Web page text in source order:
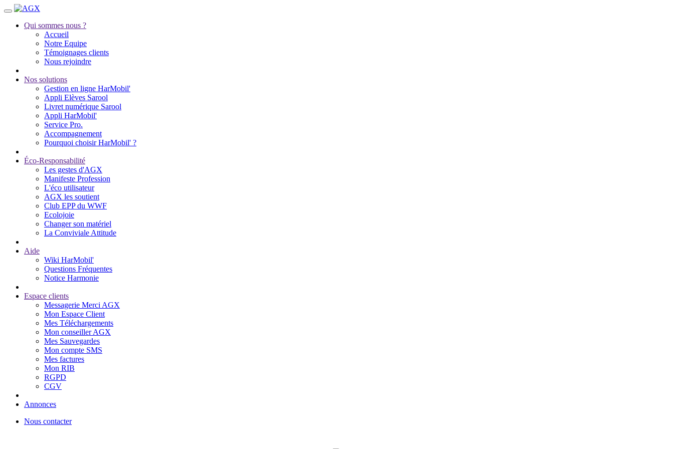
Qui sommes nous ?
Accueil
Notre Equipe
Témoignages clients
Nous rejoindre
Nos solutions
Gestion en ligne HarMobil'
Appli Elèves Sarool
Livret numérique Sarool
Appli HarMobil'
Service Pro.
Accompagnement
Pourquoi choisir HarMobil' ?
Éco-Responsabilité
Les gestes d'AGX
Manifeste Profession
L'éco utilisateur
AGX les soutient
Club EPP du WWF
Ecolojoie
Changer son matériel
La Conviviale Attitude
Aide
Wiki HarMobil'
Questions Fréquentes
Notice Harmonie
Espace clients
Messagerie Merci AGX
Mon Espace Client
Mes Téléchargements
Mon conseiller AGX
Mes Sauvegardes
Mon compte SMS
Mes factures
Mon RIB
RGPD
CGV
Annonces
Nous contacter